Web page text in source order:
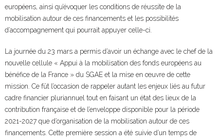
européens, ainsi qu’évoquer les conditions de réussite de la
mobilisation autour de ces financements et les possibilités
d’accompagnement qui pourrait appuyer celle-ci.
La journée du 23 mars a permis d’avoir un échange avec le chef de la
nouvelle cellule « Appui à la mobilisation des fonds européens au
bénéfice de la France » du SGAE et la mise en œuvre de cette
mission. Ce fût l’occasion de rappeler autant les enjeux liés au futur
cadre financier pluriannuel tout en faisant un état des lieux de la
contribution française et de l’enveloppe disponible pour la période
2021-2027 que d’organisation de la mobilisation autour de ces
financements. Cette première session a été suivie d’un temps de